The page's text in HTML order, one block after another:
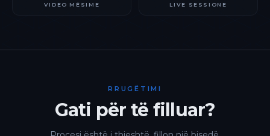
VIDEO MËSIME LIVE SESSIONE
RRUGËTIMI
Gati për të filluar?